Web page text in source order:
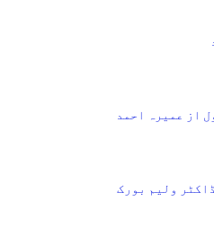
از عمیرہ احمد
ولیم بورک